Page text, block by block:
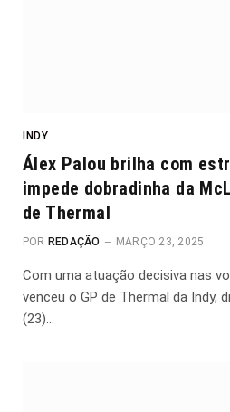
INDY
Álex Palou brilha com
impede dobradinha da
de Thermal
POR REDAÇÃO MARÇO 23, 2025
Com uma atuação decisiva nas
venceu o GP de Thermal da Indy,
(23)…